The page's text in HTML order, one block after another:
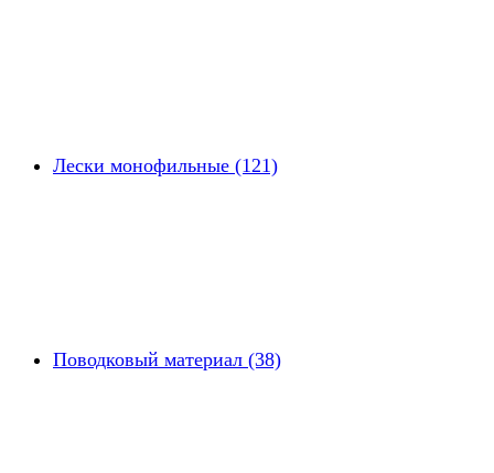
Лески монофильные (121)
Поводковый материал (38)